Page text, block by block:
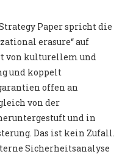
Paper spricht die
erasure“ auf
von kulturellem und
und koppelt
offen an
von der
und in
Das ist kein Zufall.
Sicherheitsanalyse